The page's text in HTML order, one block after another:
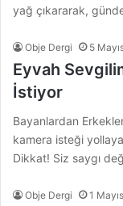
yağ çıkararak,
Obje Dergi 5
Eyvah
İstiyor
Bayanlardan
kamera isteği
Dikkat! Siz saygı
Obje Dergi 1